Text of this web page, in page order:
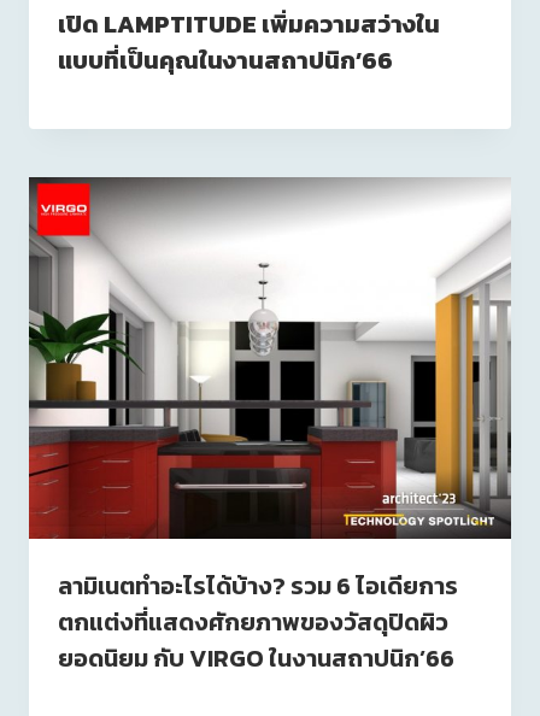
เปิด LAMPTITUDE เพิ่มความสว่างใน
แบบที่เป็นคุณในงานสถาปนิก’66
ลามิเนตทำอะไรได้บ้าง? รวม 6 ไอเดียการ
ตกแต่งที่แสดงศักยภาพของวัสดุปิดผิว
ยอดนิยม กับ VIRGO ในงานสถาปนิก’66